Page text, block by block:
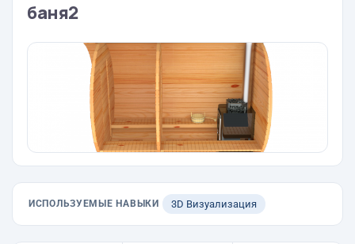
баня2
ИСПОЛЬЗУЕМЫЕ НАВЫКИ 3D Визуализация